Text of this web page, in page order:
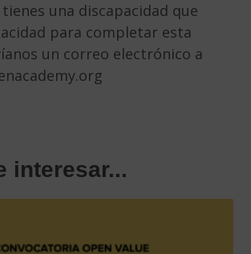
una discapacidad que
para completar esta
un correo electrónico a
interesar...